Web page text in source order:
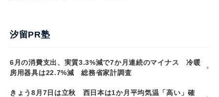
汐留PR塾
6月の消費支出、実質3.3%減で7か月連続のマイナス 冷暖
房用器具は22.7%減 総務省家計調査
きょう8月7日は立秋 西日本は1か月平均気温「高い」確